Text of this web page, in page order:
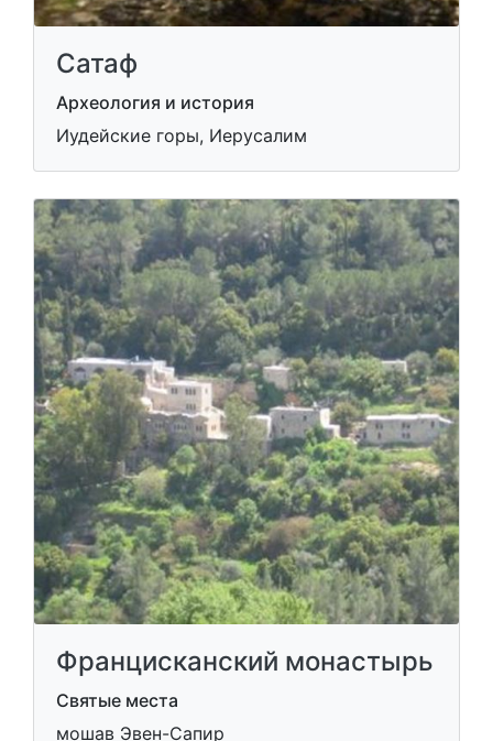
Сатаф
Археология и история
Иудейские горы, Иерусалим
Францисканский монастырь
Святые места
мошав Эвен-Сапир